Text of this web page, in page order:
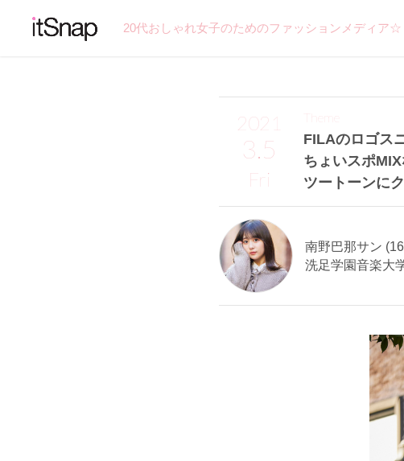
20代おしゃれ女子のためのファッションメディア☆
2021
3.5
Fri
FILAのロゴス
ちょいスポ
ツートーンに
Theme
南野巴那サン
洗足学園音楽大